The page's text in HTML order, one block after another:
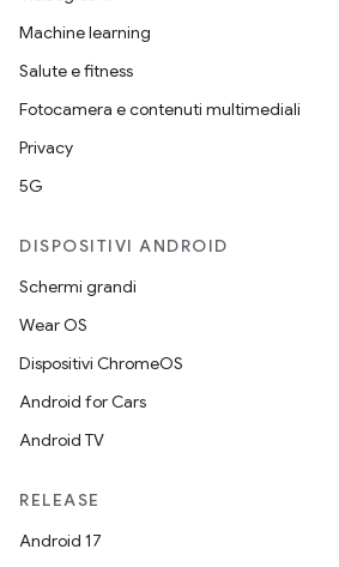
Machine learning
Salute e fitness
Fotocamera e contenuti multimediali
Privacy
5G
DISPOSITIVI ANDROID
Schermi grandi
Wear OS
Dispositivi ChromeOS
Android for Cars
Android TV
RELEASE
Android 17